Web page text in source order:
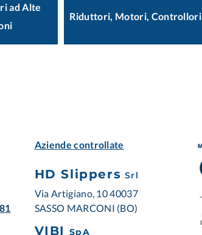
ad Alte
Riduttori, Motori, Controllori
Aziende controllate
HD Slippers Srl
Via Artigiano, 10 40037
SASSO MARCONI (BO)
VIBI SpA